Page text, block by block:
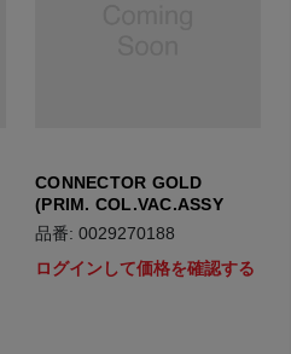
CONNECTOR GOLD
(PRIM. COL.VAC.ASSY
品番: 0029270188
ログインして価格を確認する